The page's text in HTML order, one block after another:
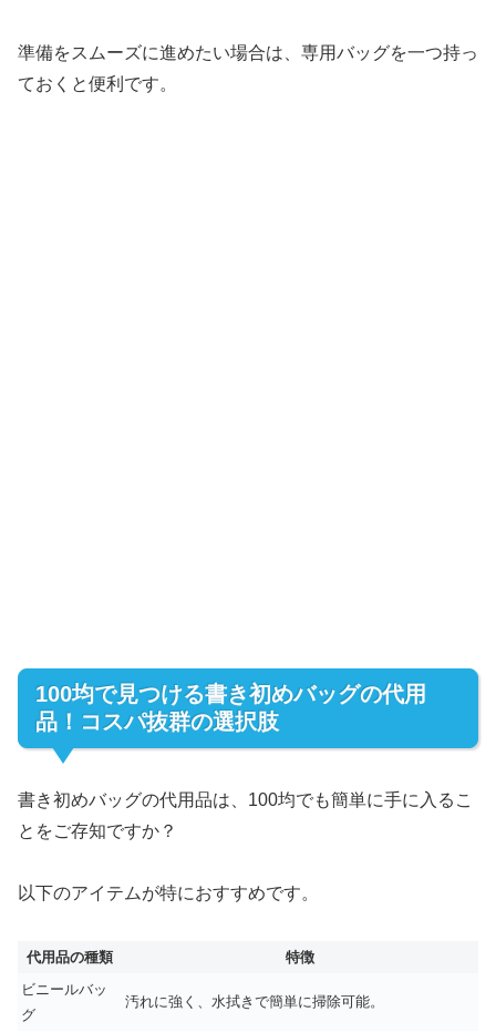
準備をスムーズに進めたい場合は、専用バッグを一つ持っ
ておくと便利です。
100均で見つける書き初めバッグの代用
品！コスパ抜群の選択肢
書き初めバッグの代用品は、100均でも簡単に手に入るこ
とをご存知ですか？
以下のアイテムが特におすすめです。
代用品の種類
特徴
ビニールバッ
グ
汚れに強く、水拭きで簡単に掃除可能。